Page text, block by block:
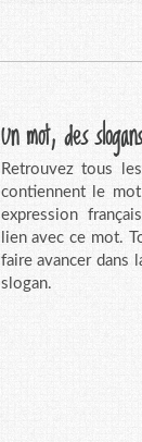
Un mot, des
Retrouvez tous
contiennent le
expression
lien avec ce mot.
faire avancer dans
slogan.